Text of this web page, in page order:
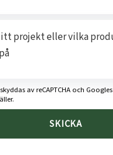
av reCAPTCHA och Googles